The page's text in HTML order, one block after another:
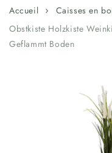
Accueil
Caisses en
Obstkiste Holzkiste
Geflammt Boden